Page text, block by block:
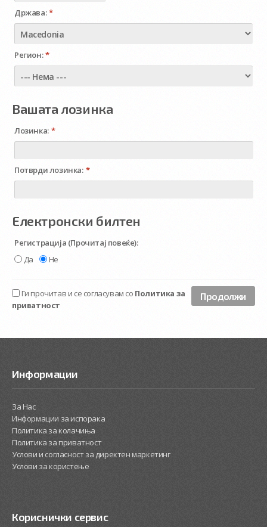
Држава: *
Регион: *
Вашата лозинка
Лозинка: *
Потврди лозинка: *
Електронски билтен
Регистрација (Прочитај повеќе):
Да
Не
Ги прочитав и се согласувам со Политика за
приватност
Информации
За Нас
Информации за испорака
Политика за колачиња
Политика за приватност
Услови и согласност за директен маркетинг
Услови за користење
Кориснички сервис